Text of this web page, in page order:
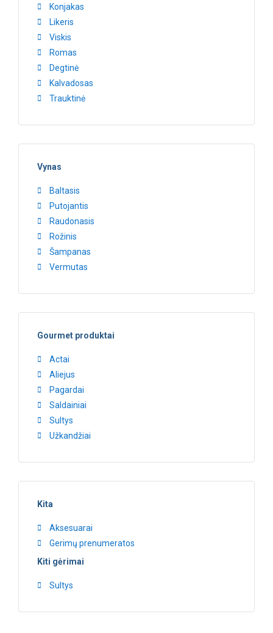
Konjakas
Likeris
Viskis
Romas
Degtinė
Kalvadosas
Trauktinė
Vynas
Baltasis
Putojantis
Raudonasis
Rožinis
Šampanas
Vermutas
Gourmet produktai
Actai
Aliejus
Pagardai
Saldainiai
Sultys
Užkandžiai
Kita
Aksesuarai
Gerimų prenumeratos
Kiti gėrimai
Sultys